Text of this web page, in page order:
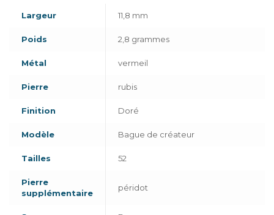
Largeur 11,8 mm
Poids 2,8 grammes
Métal vermeil
Pierre rubis
Finition Doré
Modèle Bague de créateur
Tailles 52
Pierre
supplémentaire
péridot